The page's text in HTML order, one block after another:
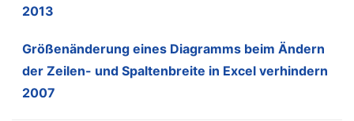
2013
Größenänderung eines Diagramms beim Ändern
der Zeilen- und Spaltenbreite in Excel verhindern
2007